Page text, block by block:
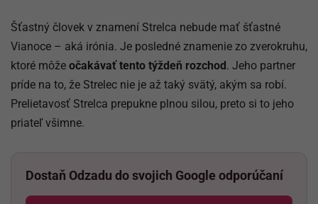
Šťastný človek v znamení Strelca nebude mať šťastné
Vianoce – aká irónia. Je posledné znamenie zo zverokruhu,
ktoré môže očakávať tento týždeň rozchod. Jeho partner
príde na to, že Strelec nie je až taký svätý, akým sa robí.
Prelietavosť Strelca prepukne plnou silou, preto si to jeho
priateľ všimne.
Dostaň Odzadu do svojich Google odporúčaní